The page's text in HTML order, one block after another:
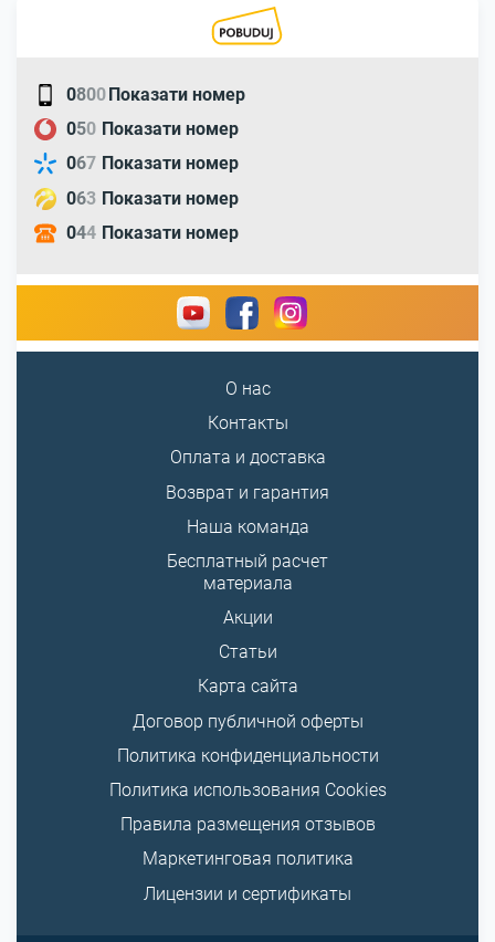
0800Показати номер
050 Показати номер
067 Показати номер
063 Показати номер
044 Показати номер
О нас
Контакты
Оплата и доставка
Возврат и гарантия
Наша команда
Бесплатный расчет
материала
Акции
Статьи
Карта сайта
Договор публичной оферты
Политика конфиденциальности
Политика использования Cookies
Правила размещения отзывов
Маркетинговая политика
Лицензии и сертификаты